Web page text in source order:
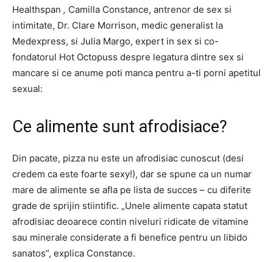
Healthspan , Camilla Constance, antrenor de sex si
intimitate, Dr. Clare Morrison, medic generalist la
Medexpress, si Julia Margo, expert in sex si co-
fondatorul Hot Octopuss despre legatura dintre sex si
mancare si ce anume poti manca pentru a-ti porni apetitul
sexual:
Ce alimente sunt afrodisiace?
Din pacate, pizza nu este un afrodisiac cunoscut (desi
credem ca este foarte sexy!), dar se spune ca un numar
mare de alimente se afla pe lista de succes – cu diferite
grade de sprijin stiintific. „Unele alimente capata statut
afrodisiac deoarece contin niveluri ridicate de vitamine
sau minerale considerate a fi benefice pentru un libido
sanatos”, explica Constance.